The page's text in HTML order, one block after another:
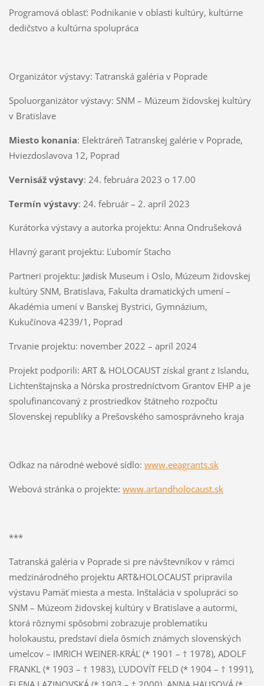
Programová oblasť: Podnikanie v oblasti kultúry, kultúrne
dedičstvo a kultúrna spolupráca
Organizátor výstavy: Tatranská galéria v Poprade
Spoluorganizátor výstavy: SNM – Múzeum židovskej kultúry
v Bratislave
Miesto konania: Elektráreň Tatranskej galérie v Poprade,
Hviezdoslavova 12, Poprad
Vernisáž výstavy: 24. februára 2023 o 17.00
Termín výstavy: 24. február – 2. apríl 2023
Kurátorka výstavy a autorka projektu: Anna Ondrušeková
Hlavný garant projektu: Ľubomír Stacho
Partneri projektu: Jødisk Museum i Oslo, Múzeum židovskej
kultúry SNM, Bratislava, Fakulta dramatických umení –
Akadémia umení v Banskej Bystrici, Gymnázium,
Kukučínova 4239/1, Poprad
Trvanie projektu: november 2022 – apríl 2024
Projekt podporili: ART & HOLOCAUST získal grant z Islandu,
Lichtenštajnska a Nórska prostredníctvom Grantov EHP a je
spolufinancovaný z prostriedkov štátneho rozpočtu
Slovenskej republiky a Prešovského samosprávneho kraja
Odkaz na národné webové sídlo: www.eeagrants.sk
Webová stránka o projekte: www.artandholocaust.sk
***
Tatranská galéria v Poprade si pre návštevníkov v rámci
medzinárodného projektu ART&HOLOCAUST pripravila
výstavu Pamäť miesta a mesta. Inštalácia v spolupráci so
SNM – Múzeom židovskej kultúry v Bratislave a autormi,
ktorá rôznymi spôsobmi zobrazuje problematiku
holokaustu, predstaví diela ôsmich známych slovenských
umelcov – IMRICH WEINER-KRÁĽ (* 1901 – † 1978), ADOLF
FRANKL (* 1903 – † 1983), ĽUDOVÍT FELD (* 1904 – † 1991),